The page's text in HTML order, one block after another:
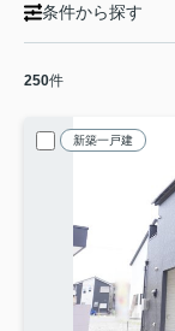
条件から探す
250件
新築一戸建